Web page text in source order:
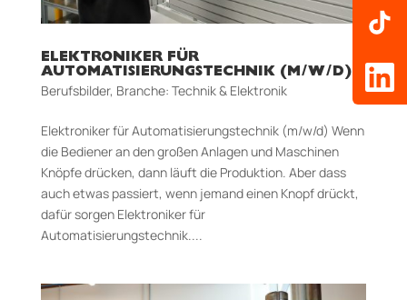
ELEKTRONIKER FÜR
AUTOMATISIERUNGSTECHNIK (M/W/D)
Berufsbilder, Branche: Technik & Elektronik
Elektroniker für Automatisierungstechnik (m/w/d) Wenn
die Bediener an den großen Anlagen und Maschinen
Knöpfe drücken, dann läuft die Produktion. Aber dass
auch etwas passiert, wenn jemand einen Knopf drückt,
dafür sorgen Elektroniker für
Automatisierungstechnik....